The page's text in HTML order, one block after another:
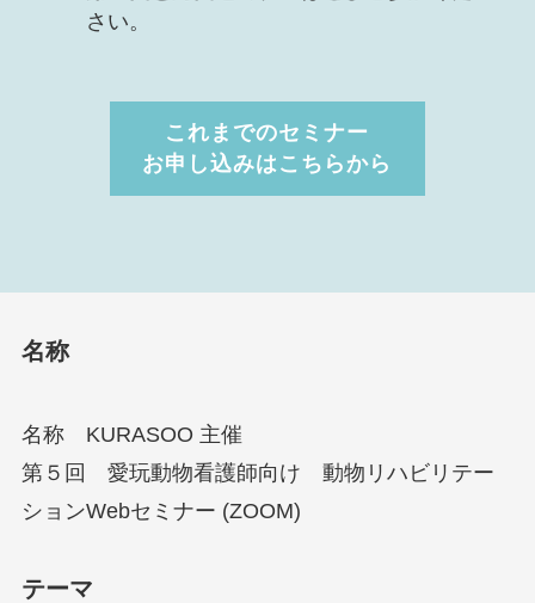
さい。
これまでのセミナー
お申し込みはこちらから
名称
名称 KURASOO 主催
第５回 愛玩動物看護師向け 動物リハビリテー
ションWebセミナー (ZOOM)
テーマ